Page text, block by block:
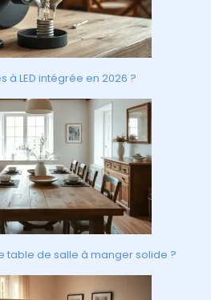
à LED intégrée en 2026 ?
table de salle à manger solide ?